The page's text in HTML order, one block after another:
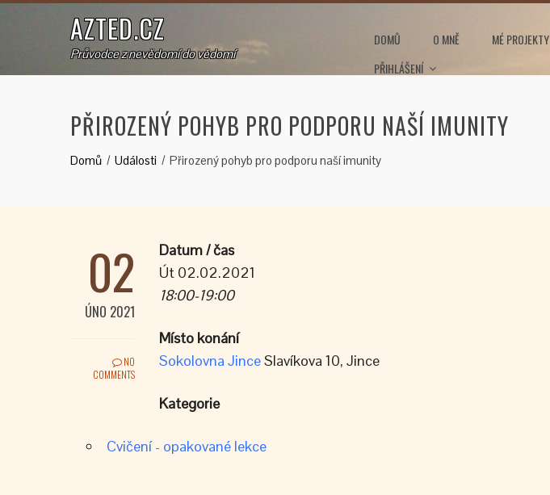
AZTED.CZ
Průvodce z nevědomí do vědomí
DOMŮ O MNĚ MÉ PROJEKTY
PŘIHLÁŠENÍ
PŘIROZENÝ POHYB PRO PODPORU NAŠÍ IMUNITY
Domů Události Přirozený pohyb pro podporu naší imunity
02
ÚNO 2021
NO
COMMENTS
Datum / čas
Út 02.02.2021
18:00-19:00
Místo konání
Sokolovna JinceSlavíkova 10, Jince
Kategorie
Cvičení - opakované lekce